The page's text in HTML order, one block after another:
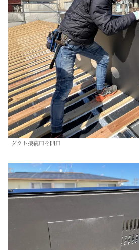
ダクト接続口を開口